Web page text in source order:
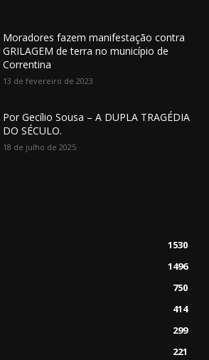
Moradores fazem manifestação contra
GRILAGEM de terra no município de
Correntina
13 de fevereiro de 2023
Por Gecílio Sousa – A DUPLA TRAGÉDIA
DO SÉCULO.
18 de julho de 2025
1530
1496
750
414
299
221